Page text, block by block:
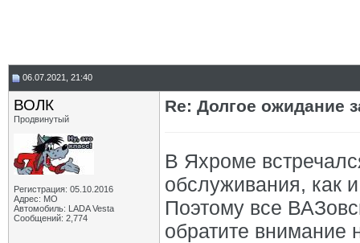
06.07.2021, 21:40
ВОЛК
Продвинутый
Регистрация: 05.10.2016
Адрес: МО
Автомобиль: LADA Vesta
Сообщений: 2,774
Re: Долгое ожидание
В Яхроме
обслуживания, как
Поэтому все
обратите внимание